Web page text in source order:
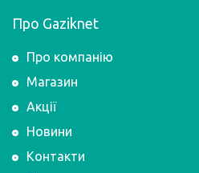
Про Gaziknet
Про компанію
Магазин
Акції
Новини
Контакти